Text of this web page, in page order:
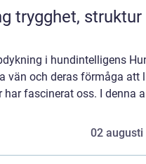
i hundintelligens
vän och deras förmåga att
fascinerat oss. I denna
02 augusti